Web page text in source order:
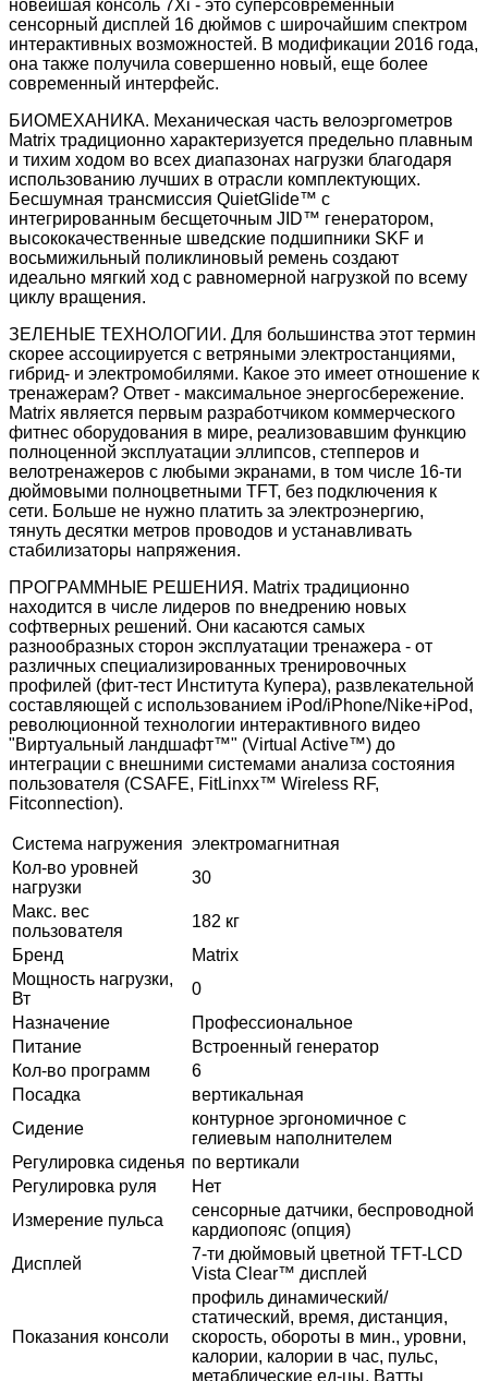
новейшая консоль 7Xi - это суперсовременный
сенсорный дисплей 16 дюймов с широчайшим спектром
интерактивных возможностей. В модификации 2016 года,
она также получила совершенно новый, еще более
современный интерфейс.
БИОМЕХАНИКА. Механическая часть велоэргометров
Matrix традиционно характеризуется предельно плавным
и тихим ходом во всех диапазонах нагрузки благодаря
использованию лучших в отрасли комплектующих.
Бесшумная трансмиссия QuietGlide™ с
интегрированным беcщеточным JID™ генератором,
высококачественные шведские подшипники SKF и
восьмижильный поликлиновый ремень создают
идеально мягкий ход с равномерной нагрузкой по всему
циклу вращения.
ЗЕЛЕНЫЕ ТЕХНОЛОГИИ. Для большинства этот термин
скорее ассоциируется с ветряными электростанциями,
гибрид- и электромобилями. Какое это имеет отношение к
тренажерам? Ответ - максимальное энергосбережение.
Matrix является первым разработчиком коммерческого
фитнес оборудования в мире, реализовавшим функцию
полноценной эксплуатации эллипсов, степперов и
велотренажеров с любыми экранами, в том числе 16-ти
дюймовыми полноцветными TFT, без подключения к
сети. Больше не нужно платить за электроэнергию,
тянуть десятки метров проводов и устанавливать
стабилизаторы напряжения.
ПРОГРАММНЫЕ РЕШЕНИЯ. Matrix традиционно
находится в числе лидеров по внедрению новых
софтверных решений. Они касаются самых
разнообразных сторон эксплуатации тренажера - от
различных специализированных тренировочных
профилей (фит-тест Института Купера), развлекательной
составляющей с использованием iPod/iPhone/Nike+iPod,
революционной технологии интерактивного видео
"Виртуальный ландшафт™" (Virtual Active™) до
интеграции с внешними системами анализа состояния
пользователя (CSAFE, FitLinxx™ Wireless RF,
Fitconnection).
Система нагружения электромагнитная
Кол-во уровней
нагрузки
30
Макс. вес
пользователя
182 кг
Бренд
Matrix
Мощность нагрузки,
Вт
0
Назначение
Профессиональное
Питание
Встроенный генератор
Кол-во программ
6
Посадка
вертикальная
Сидение
контурное эргономичное с
гелиевым наполнителем
Регулировка сиденья по вертикали
Регулировка руля
Нет
Измерение пульса
сенсорные датчики, беспроводной
кардиопояс (опция)
Дисплей
7-ти дюймовый цветной TFT-LCD
Vista Clear™ дисплей
Показания консоли
профиль динамический/
статический, время, дистанция,
скорость, обороты в мин., уровни,
калории, калории в час, пульс,
метаблические ед-цы, Ватты